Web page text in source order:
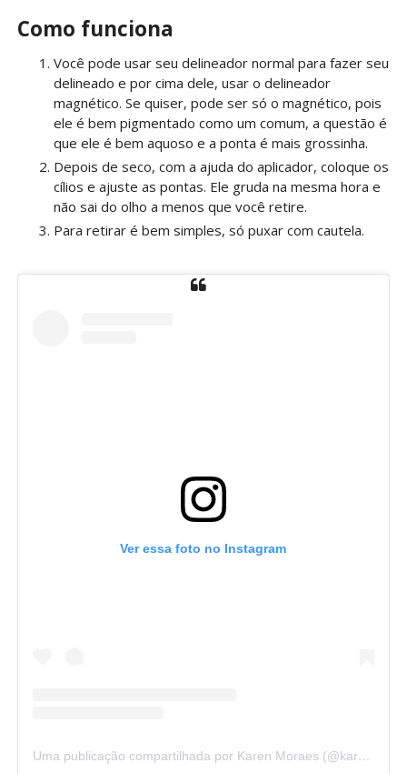
Como funciona
Você pode usar seu delineador normal para fazer seu
delineado e por cima dele, usar o delineador
magnético. Se quiser, pode ser só o magnético, pois
ele é bem pigmentado como um comum, a questão é
que ele é bem aquoso e a ponta é mais grossinha.
Depois de seco, com a ajuda do aplicador, coloque os
cílios e ajuste as pontas. Ele gruda na mesma hora e
não sai do olho a menos que você retire.
Para retirar é bem simples, só puxar com cautela.
Ver essa foto no Instagram
Uma publicação compartilhada por Karen Moraes (@karenmoraesblog)